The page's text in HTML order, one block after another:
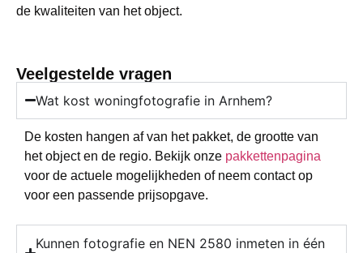
de kwaliteiten van het object.
Veelgestelde vragen
Wat kost woningfotografie in Arnhem?
De kosten hangen af van het pakket, de grootte van
het object en de regio. Bekijk onze pakkettenpagina
voor de actuele mogelijkheden of neem contact op
voor een passende prijsopgave.
Kunnen fotografie en NEN 2580 inmeten in één